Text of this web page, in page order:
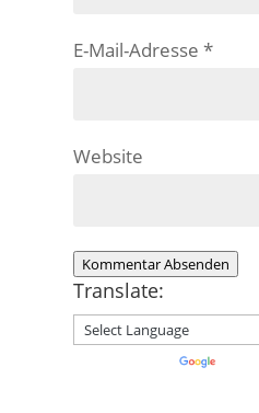
E-Mail-Adresse*
Website
Kommentar Absenden
Translate:
Powered by